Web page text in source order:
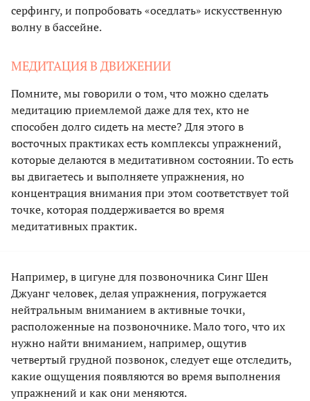
серфингу, и попробовать «оседлать» искусственную
волну в бассейне.
МЕДИТАЦИЯ В ДВИЖЕНИИ
Помните, мы говорили о том, что можно сделать
медитацию приемлемой даже для тех, кто не
способен долго сидеть на месте? Для этого в
восточных практиках есть комплексы упражнений,
которые делаются в медитативном состоянии. То есть
вы двигаетесь и выполняете упражнения, но
концентрация внимания при этом соответствует той
точке, которая поддерживается во время
медитативных практик.
Например, в цигуне для позвоночника Синг Шен
Джуанг человек, делая упражнения, погружается
нейтральным вниманием в активные точки,
расположенные на позвоночнике. Мало того, что их
нужно найти вниманием, например, ощутив
четвертый грудной позвонок, следует еще отследить,
какие ощущения появляются во время выполнения
упражнений и как они меняются.